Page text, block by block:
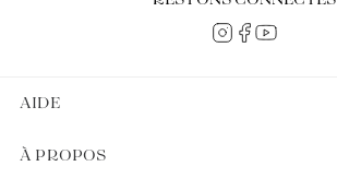
AIDE
À PROPOS